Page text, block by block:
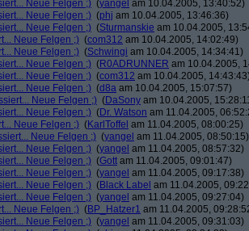
Neue Felgen ;) (yangel am 10.04.2005, 13:40:52)
Neue Felgen ;) (phj am 10.04.2005, 13:46:36)
Neue Felgen ;) (Sturmanskie am 10.04.2005,
Neue Felgen ;) (com312 am 10.04.2005, 14:02:49)
Neue Felgen ;) (Schwingi am 10.04.2005, 14:34:41)
Neue Felgen ;) (R0ADRUNNER am 10.04.2005,
Neue Felgen ;) (com312 am 10.04.2005,
Neue Felgen ;) (d8a am 10.04.2005, 15:07:57)
Neue Felgen ;) (DaSony am 10.04.2005,
Neue Felgen ;) (Dr. Watson am 11.04.2005,
Neue Felgen ;) (KarlToffel am 11.04.2005, 08:00:25)
Neue Felgen ;) (yangel am 11.04.2005, 08:50:15)
Neue Felgen ;) (yangel am 11.04.2005, 08:57:32)
Neue Felgen ;) (Gott am 11.04.2005, 09:01:47)
Neue Felgen ;) (yangel am 11.04.2005, 09:17:38)
Neue Felgen ;) (Black Label am 11.04.2005,
Neue Felgen ;) (yangel am 11.04.2005, 09:27:04)
Neue Felgen ;) (BP_Hatzer1 am 11.04.2005,
Neue Felgen ;) (yangel am 11.04.2005, 09:31:03)